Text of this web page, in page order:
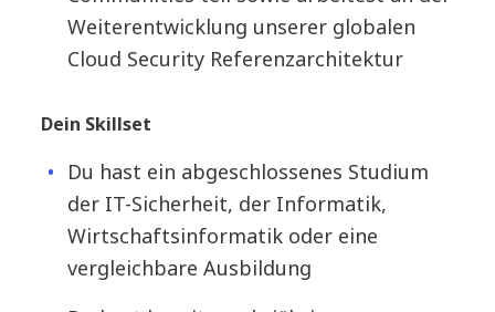
Weiterentwicklung unserer globalen
Cloud Security Referenzarchitektur
Dein Skillset
Du hast ein abgeschlossenes Studium
der IT-Sicherheit, der Informatik,
Wirtschaftsinformatik oder eine
vergleichbare Ausbildung